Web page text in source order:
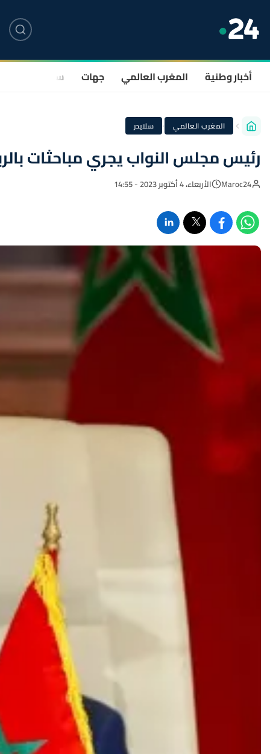
أخبار وطنية المغرب العالمي جهات سياسة
المغرب العالمي · سلايدر
رئيس مجلس النواب يجري مباحثات
Maroc24 الأربعاء، 4 أكتوبر 2023 - 14:55